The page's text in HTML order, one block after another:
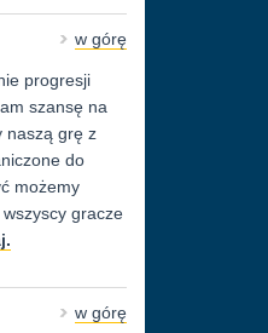
w górę
progresji
szansę na
naszą grę z
do
możemy
gracze
w górę